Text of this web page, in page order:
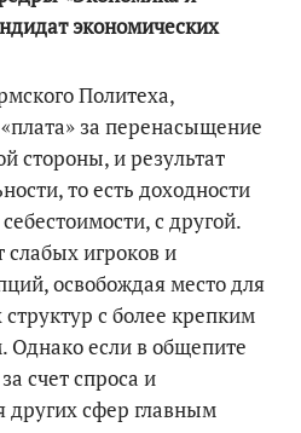
экономических
Политеха,
за перенасыщение
стороны, и результат
то есть доходности
с другой.
слабых игроков и
освобождая место для
с более крепким
если в общепите
счет спроса и
других сфер главным